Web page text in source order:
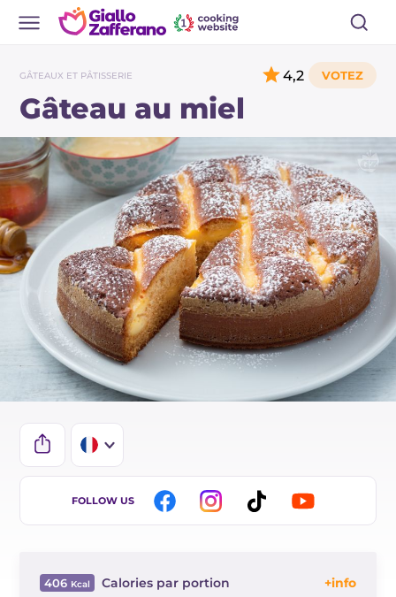
GÂTEAUX ET PÂTISSERIE
Gâteau au miel
4,2
IT
ES
FOLLOW US
406 Calories par portion